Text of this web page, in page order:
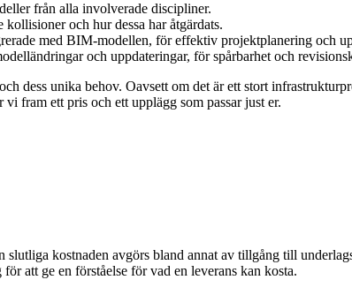
från alla involverade discipliner.
och hur dessa har åtgärdats.
med BIM-modellen, för effektiv projektplanering och
och uppdateringar, för spårbarhet och
dess unika behov. Oavsett om det är ett stort
fram ett pris och ett upplägg som passar just er.
kostnaden avgörs bland annat av tillgång till
att ge en förståelse för vad en leverans kan kosta.